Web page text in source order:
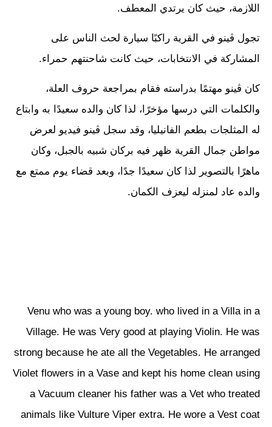
اللازمة، حيث كان يرتدي المعطف.
تجول ڤينو في القرية راكبًا سيارة لحث الناس على
المشاركة في الانتخابات، حيث كانت شاحنتهم حمراء.
كان ڤينو مهتمًا بدراسته فقام بمراجعة حروف العلة،
والكلمات التي درسها مؤخرًا، لذا كان والده سعيدًا به وابتاع
له المثلجات بطعم الفانيليا، وقد سجل ڤينو فيديو لعرض
مواطن جمال القرية ظهر فيه بركان شبيه بالجبل، وكان
ماهرًا بالتصوير لذا كان سعيدًا جدًا، وبعد قضاء يوم ممتع مع
والده عاد لمنزله ليعزف الكمان.
Venu who was a young boy. who lived in a Villa in a
Village. He was Very good at playing Violin. He was
strong because he ate all the Vegetables. He arranged
Violet flowers in a Vase and kept his home clean using
a Vacuum cleaner his father was a Vet who treated
animals like Vulture Viper extra. He wore a Vest coat